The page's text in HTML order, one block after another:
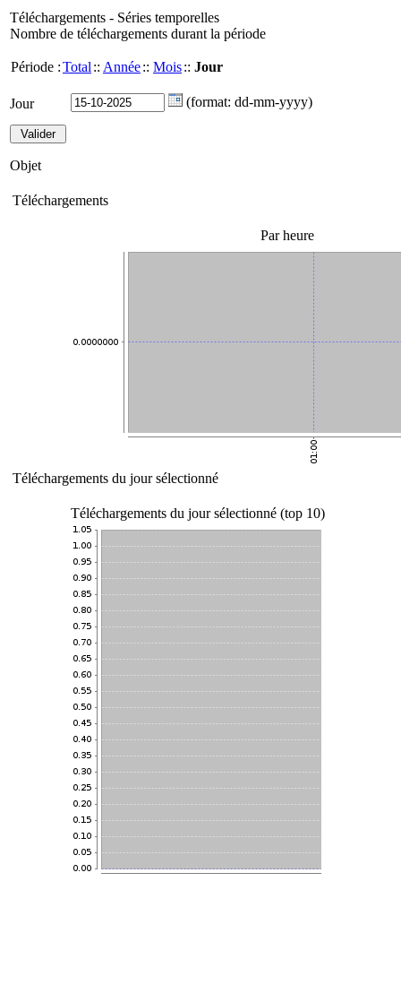
Téléchargements - Séries temporelles
Nombre de téléchargements durant la période
Période :Total :: Année:: Mois:: Jour
Jour (format: dd-mm-yyyy)
Objet
Téléchargements
Par heure
Téléchargements du jour sélectionné
Téléchargements du jour sélectionné (top 10)